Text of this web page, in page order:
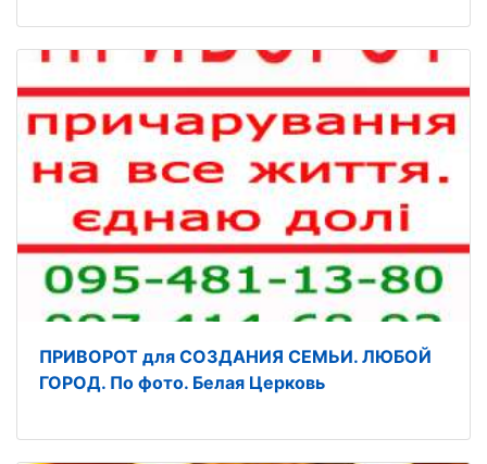
ПРИВОРОТ для СОЗДАНИЯ СЕМЬИ. ЛЮБОЙ
ГОРОД. По фото. Белая Церковь